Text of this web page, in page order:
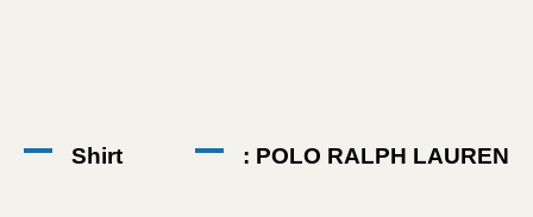
Shirt : POLO RALPH LAUREN